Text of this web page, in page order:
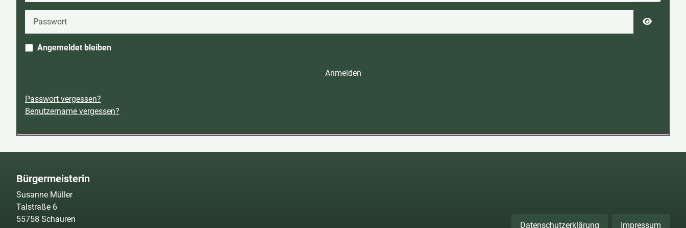
Angemeldet bleiben
Anmelden
Passwort vergessen?
Benutzername vergessen?
Bürgermeisterin
Susanne Müller
Talstraße 6
55758 Schauren
Datenschutzerklärung Impressum